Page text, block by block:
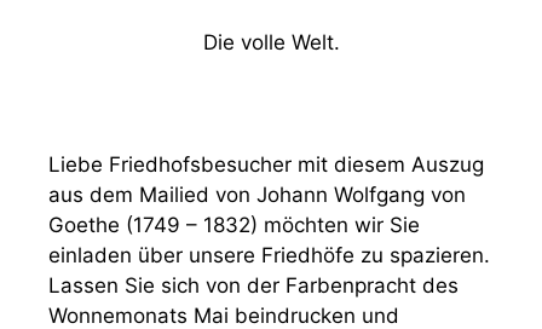
Die volle Welt.
Liebe Friedhofsbesucher mit diesem Auszug
aus dem Mailied von Johann Wolfgang von
Goethe (1749 – 1832) möchten wir Sie
einladen über unsere Friedhöfe zu spazieren.
Lassen Sie sich von der Farbenpracht des
Wonnemonats Mai beindrucken und